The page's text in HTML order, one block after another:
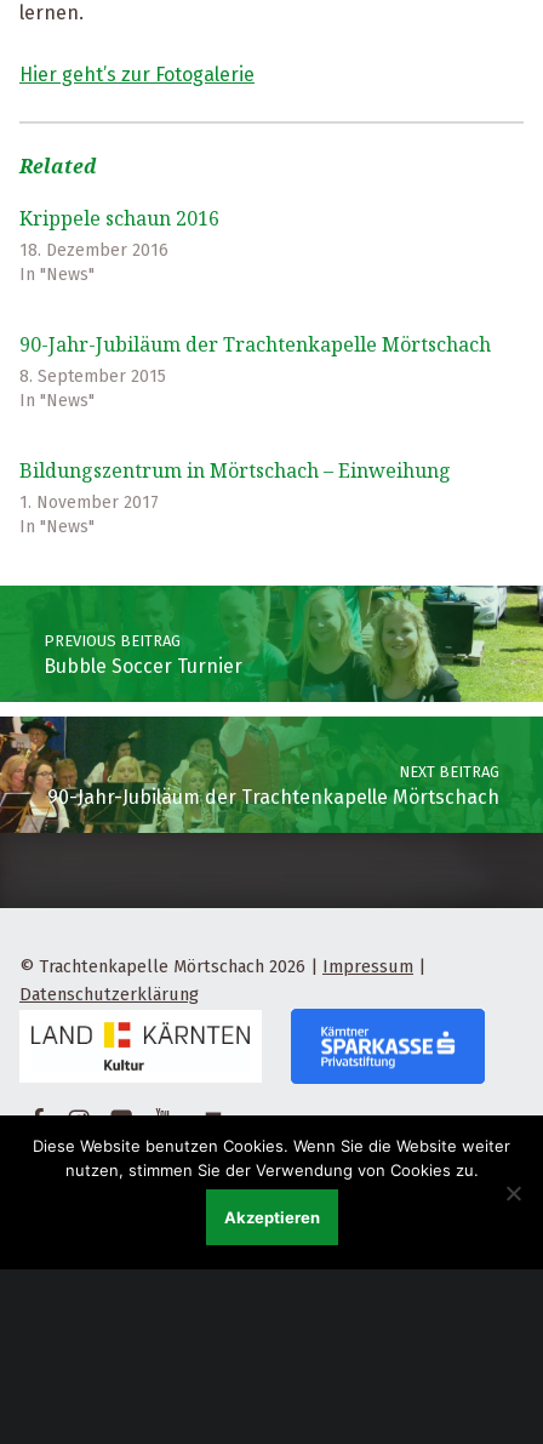
lernen.
Hier geht’s zur Fotogalerie
Related
Krippele schaun 2016
18. Dezember 2016
In "News"
90-Jahr-Jubiläum der Trachtenkapelle Mörtschach
8. September 2015
In "News"
Bildungszentrum in Mörtschach – Einweihung
1. November 2017
In "News"
Post navigation
PREVIOUS BEITRAG
Bubble Soccer Turnier
NEXT BEITRAG
90-Jahr-Jubiläum der Trachtenkapelle Mörtschach
© Trachtenkapelle Mörtschach 2026 | Impressum |
Datenschutzerklärung
Diese Website benutzen Cookies. Wenn Sie die Website weiter
nutzen, stimmen Sie der Verwendung von Cookies zu.
Akzeptieren